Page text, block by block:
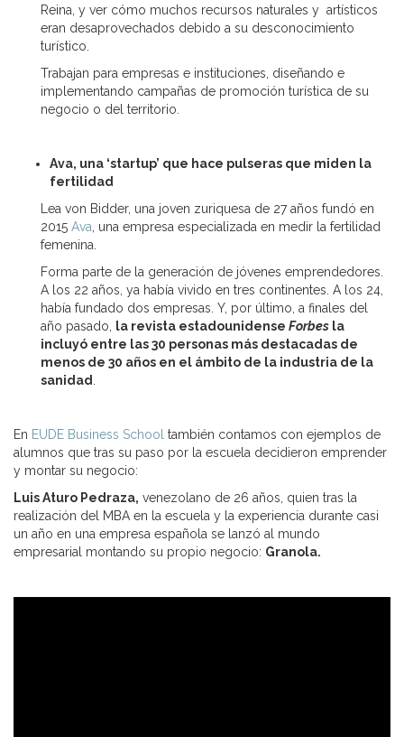
Reina, y ver cómo muchos recursos naturales y artísticos
eran desaprovechados debido a su desconocimiento
turístico.
Trabajan para empresas e instituciones, diseñando e
implementando campañas de promoción turística de su
negocio o del territorio.
Ava, una ‘startup’ que hace pulseras que miden la
fertilidad
Lea von Bidder, una joven zuriquesa de 27 años fundó en
2015 Ava , una empresa especializada en medir la fertilidad
femenina.
Forma parte de la generación de jóvenes emprendedores.
A los 22 años, ya había vivido en tres continentes. A los 24,
había fundado dos empresas. Y, por último, a finales del
año pasado,
la revista estadounidense Forbes la
incluyó entre las 30 personas más destacadas de
menos de 30 años en el ámbito de la industria de la
sanidad
En EUDE Business School también contamos con ejemplos de
alumnos que tras su paso por la escuela decidieron emprender
y montar su negocio:
Luis Aturo Pedraza, venezolano de 26 años, quien tras la
realización del MBA en la escuela y la experiencia durante casi
un año en una empresa española se lanzó al mundo
empresarial montando su propio negocio: Granola.